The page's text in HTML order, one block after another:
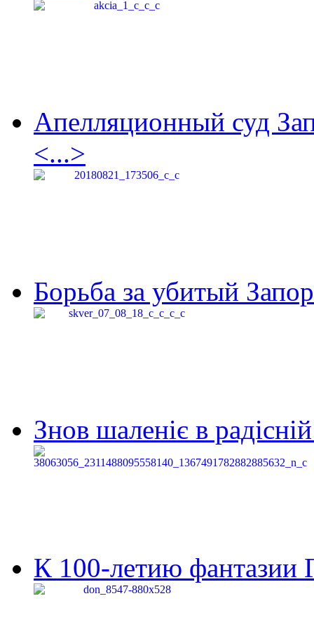
Апелляционный суд
<...>
Борьба за убитый
Знов шаленіє в
К 100-летию фантазии